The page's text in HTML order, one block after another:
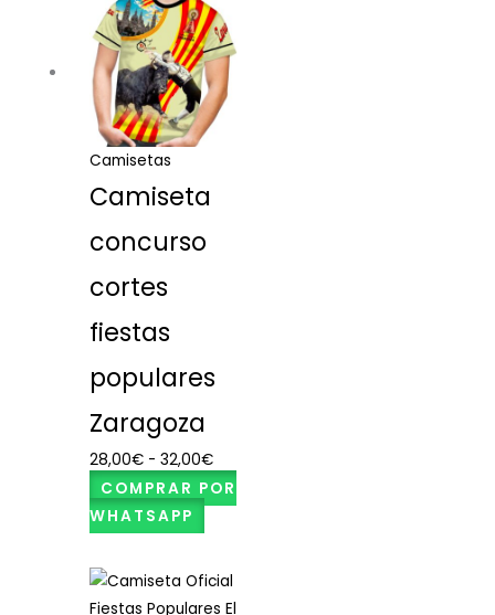
Camisetas
Camiseta
concurso
cortes
fiestas
populares
Zaragoza
28,00€ - 32,00€
Rango
de
precios:
desde
28,00€
COMPRAR POR
WHATSAPP